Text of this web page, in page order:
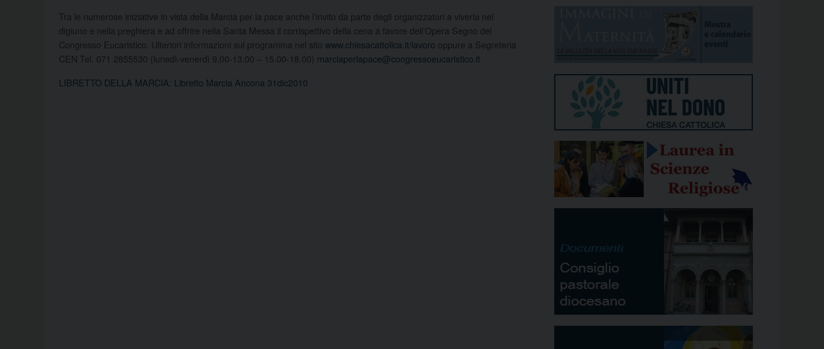
Tra le numerose iniziative in vista della Marcia per la pace anche l’invito da parte degli organizzatori a viverla nel
digiuno e nella preghiera e ad offrire nella Santa Messa il corrispettivo della cena a favore dell’Opera Segno del
Congresso Eucaristico. Ulteriori informazioni sul programma nel sito www.chiesacattolica.it/lavoro oppure a Segreteria
CEN Tel. 071 2855530 (lunedì-venerdì 9.00-13.00 – 15.00-18.00) marciaperlapace@congressoeucaristico.it
LIBRETTO DELLA MARCIA: Libretto Marcia Ancona 31dic2010